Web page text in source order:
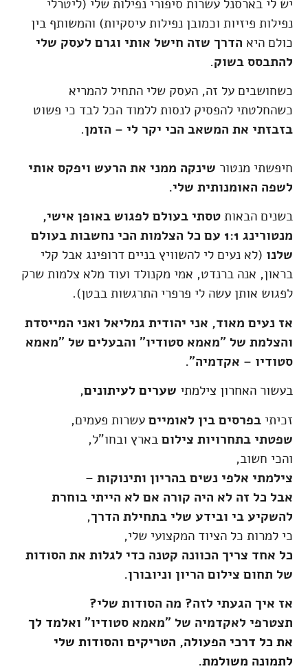
יש לי בארסנל עשרות סיפורי נפילות שלי (ליטרלי
נפילות פיזיות וכמובן נפילות עיסקיות) והמשותף בין
כולם היא הדרך שזה חישל אותי וגרם לעסק שלי
להתבסס בשוק.
כשחושבים על זה, העסק שלי התחיל להמריא
כשהחלטתי להפסיק לנסות ללמוד הכל לבד כי פשוט
בזבזתי את המשאב הכי יקר לי – הזמן.
חיפשתי מנטור שינקה ממני את הרעש ויפקס אותי
לשפה האומנותית שלי.
בשנים הבאותטסתי בעולם לפגוש באופן אישי,
מנטורינג 1:1 עם כל הצלמות הכי נחשבות בעולם
שלנו (לא נעים לי להשוויץ בניים דרופינג אבל קלי
בראון, אנה ברנדט, אמי מקנולד ועוד מלא צלמות שרק
לפגוש אותן עשה לי פרפרי התרגשות בבטן).
אז נעים מאוד, אני יהודית גמליאל ואני המייסדת
והצלמת של "מאמא סטודיו" והבעלים של "מאמא
סטודיו – אקדמיה".
בעשור האחרון צילמתי שערים לעיתונים,
זכיתי בפרסים בין לאומייםעשרות פעמים,
שפטתי בתחרויות צילוםבארץ ובחו"ל,
והכי חשוב,
צילמתי אלפי נשים בהריון ותינוקות –
אבל כל זה לא היה קורה אם לא הייתי בוחרת
להשקיע בי ובידע שלי בתחילת הדרך,
כי למרות כל הציוד המקצועי שלי,
כל אחד צריך הכוונה קטנה כדי לגלות את הסודות
של תחום צילום הריון וניובורן.
אז איך הגעתי לזה? מה הסודות שלי?
תצטרפי לאקדמיה של "מאמא סטודיו"ואלמד לך
את כל דרכי הפעולה, הטריקים והסודות שלי
לתמונה משולמת.